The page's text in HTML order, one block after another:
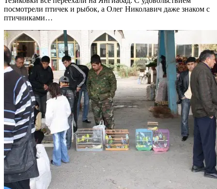
посмотрели птичек и рыбок, а Олег Николавич даже знаком с
птичниками…